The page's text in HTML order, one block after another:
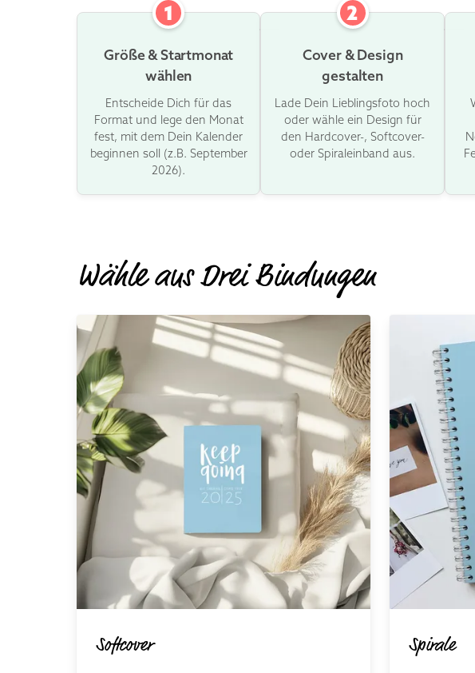
1
Größe & Startmonat
wählen
Entscheide Dich für das
Format und lege den Monat
fest, mit dem Dein Kalender
beginnen soll (z.B. September
2026).
2
Cover & Design
gestalten
Lade Dein Lieblingsfoto hoch
oder wähle ein Design für
den Hardcover-, Softcover-
oder Spiraleinband aus.
Wähle ausDrei Bindungen
Softcover Spirale